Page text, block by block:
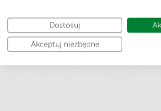
Dostosuj
Akceptuj niezbędne